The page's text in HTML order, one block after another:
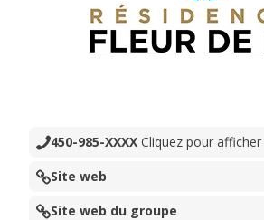
450-985-XXXX Cliquez pour afficher
Site web
Site web du groupe